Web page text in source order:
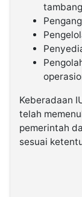
tambang
Keberadaan
telah
pemerintah
sesuai